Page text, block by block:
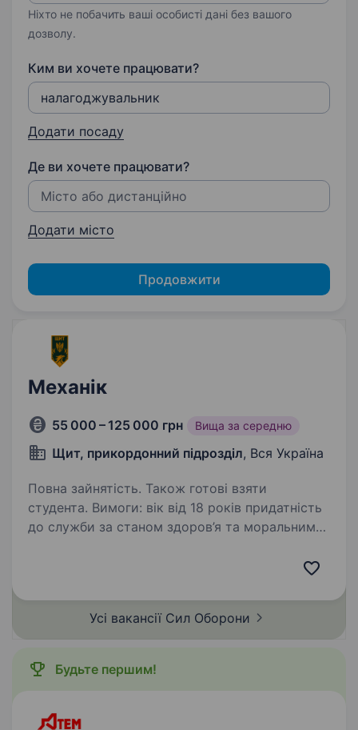
Ніхто не побачить ваші особисті дані без вашого
дозволу.
Ким ви хочете працювати?
Додати посаду
Де ви хочете працювати?
Додати місто
Продовжити
Механік
55 000 – 125 000 грн Вища за середню
Щит, прикордонний підрозділ, Вся Україна
Повна зайнятість. Також готові взяти
студента. Вимоги: вік від 18 років придатність
до служби за станом здоров’я та моральними
до змінних умов і розв’язувати складні технічні
Усі вакансії Сил Оборони
Будьте першим!